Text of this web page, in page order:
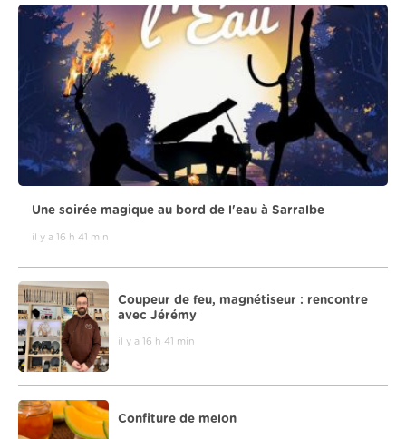
Une soirée magique au bord de l'eau à Sarralbe
il y a 16 h 41 min
Coupeur de feu, magnétiseur : rencontre
avec Jérémy
il y a 16 h 41 min
Confiture de melon